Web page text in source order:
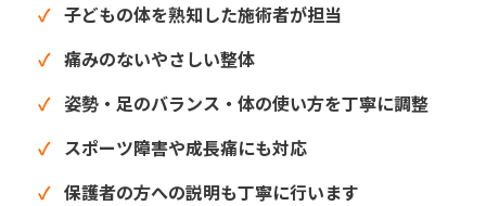
子どもの体を熟知した施術者が担当
痛みのないやさしい整体
姿勢・足のバランス・体の使い方を丁寧に調整
スポーツ障害や成長痛にも対応
保護者の方への説明も丁寧に行います